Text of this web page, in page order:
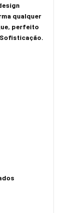
qualquer
perfeito